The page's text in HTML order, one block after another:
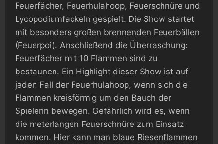
Feuerfächer, Feuerhulahoop, Feuerschnüre und
Lycopodiumfackeln gespielt. Die Show startet
mit besonders großen brennenden Feuerbällen
(Feuerpoi). Anschließend die Überraschung:
Feuerfächer mit 10 Flammen sind zu
bestaunen. Ein Highlight dieser Show ist auf
jeden Fall der Feuerhulahoop, wenn sich die
Flammen kreisförmig um den Bauch der
Spielerin bewegen. Gefährlich wird es, wenn
die meterlangen Feuerschnüre zum Einsatz
kommen. Hier kann man blaue Riesenflammen